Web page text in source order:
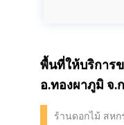
พื้นที่ให้บริการ
อ.ทองผาภูมิ จ.
ร้านดอกไม้ สห